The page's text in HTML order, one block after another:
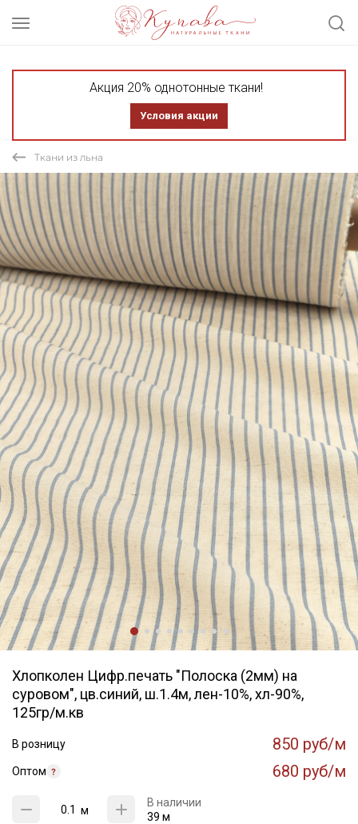
Акция 20% однотонные ткани!
Условия акции
Ткани из льна
Хлопколен Цифр.печать "Полоска (2мм) на
суровом", цв.синий, ш.1.4м, лен-10%, хл-90%,
125гр/м.кв
В розницу 850 руб/м
Оптом 680 руб/м
м
В наличии
39 м